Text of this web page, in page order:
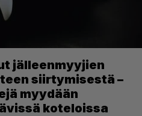
jälleenmyyjien
siirtymisestä –
myydään
koteloissa